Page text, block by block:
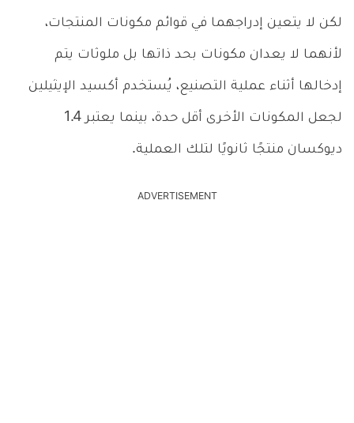
لكن لا يتعين إدراجهما في قوائم مكونات المنتجات،
لأنهما لا يعدان مكونات بحد ذاتها بل ملوثات يتم
إدخالها أثناء عملية التصنيع، يُستخدم أكسيد الإيثيلين
لجعل المكونات الأخرى أقل حدة، بينما يعتبر 1.4
ديوكسان منتجًا ثانويًا لتلك العملية.
ADVERTISEMENT